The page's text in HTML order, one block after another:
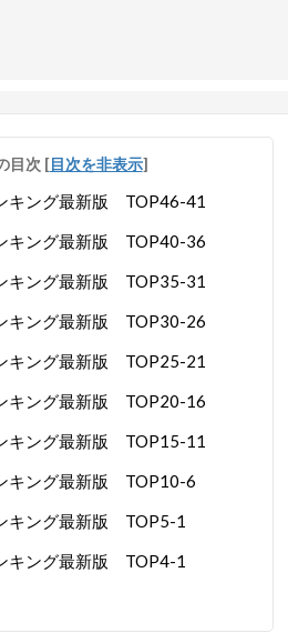
目次 [目次を非表示]
キング最新版 TOP46-41
キング最新版 TOP40-36
キング最新版 TOP35-31
キング最新版 TOP30-26
キング最新版 TOP25-21
キング最新版 TOP20-16
キング最新版 TOP15-11
キング最新版 TOP10-6
キング最新版 TOP5-1
キング最新版 TOP4-1